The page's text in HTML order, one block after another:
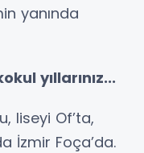
yanında
yıllarınız...
liseyi Of’ta,
İzmir Foça’da.